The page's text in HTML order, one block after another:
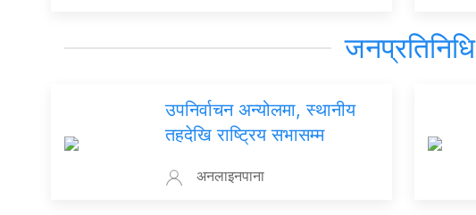
जनप्रतिनिधि
उपनिर्वाचन अन्योलमा, स्थानीय
तहदेखि राष्ट्रिय सभासम्म
अनलाइनपाना